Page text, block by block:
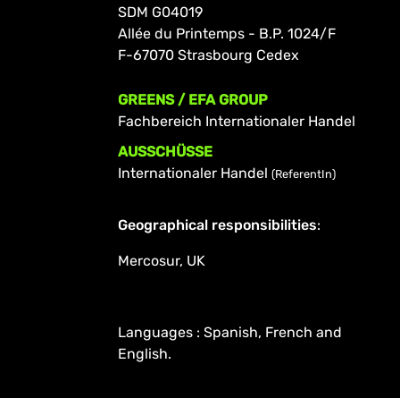
SDM G04019
Allée du Printemps - B.P. 1024/F
F-67070 Strasbourg Cedex
GREENS / EFA GROUP
Fachbereich Internationaler Handel
AUSSCHÜSSE
Internationaler Handel (ReferentIn)
Geographical responsibilities:
Mercosur, UK
Languages : Spanish, French and
English.